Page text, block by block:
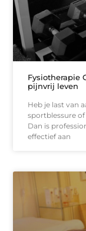
Fysiotherapie
pijnvrij leven
Heb je last van
sportblessure
Dan is
effectief aan